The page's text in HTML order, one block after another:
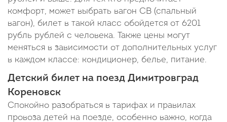
комфорт, может выбрать вагон СВ (спальный
вагон), билет в такой класс обойдется от 6201
рубль рублей с человека. Также цены могут
меняться в зависимости от дополнительных услуг
в каждом классе: кондиционер, белье, питание.
Детский билет на поезд Димитровград
Кореновск
Спокойно разобраться в тарифах и правилах
провоза детей на поезде, особенно важно, когда